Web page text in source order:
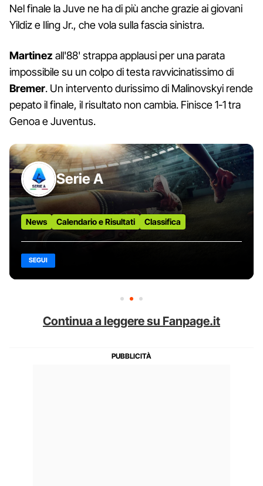
Nel finale la Juve ne ha di più anche grazie ai giovani
Yildiz e Iling Jr., che vola sulla fascia sinistra.
Martinez all'88' strappa applausi per una parata
impossibile su un colpo di testa ravvicinatissimo di
Bremer. Un intervento durissimo di Malinovskyi rende
pepato il finale, il risultato non cambia. Finisce 1-1 tra
Genoa e Juventus.
Serie A
News Calendario e Risultati Classifica
SEGUI
Continua a leggere su Fanpage.it